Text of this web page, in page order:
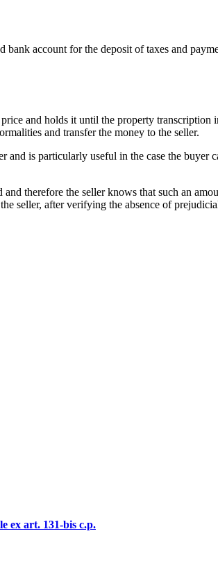
bank account for the deposit of taxes and
and holds it until the property transcription
and transfer the money to the seller.
and is particularly useful in the case the
therefore the seller knows that such an
seller, after verifying the absence of
ex art. 131-bis c.p.